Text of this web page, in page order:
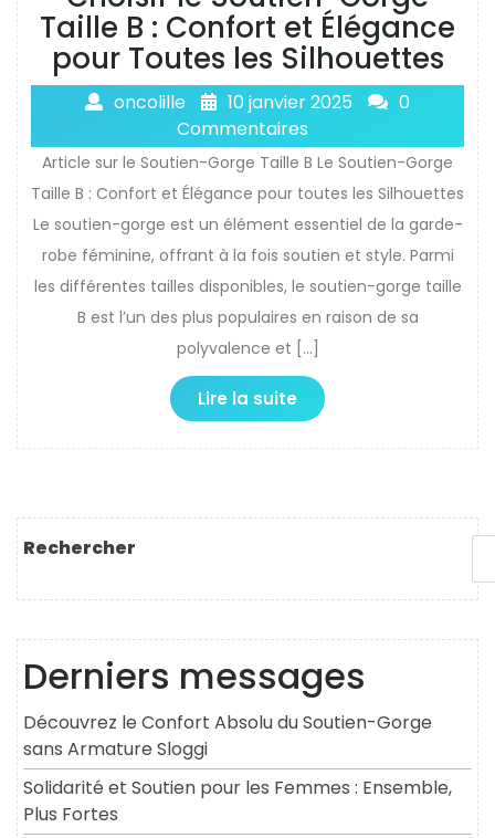
Taille B : Confort et Élégance
pour Toutes les Silhouettes
oncolille 10 janvier 2025
0
Commentaires
Article sur le Soutien-Gorge Taille B Le Soutien-Gorge
Taille B : Confort et Élégance pour toutes les Silhouettes
Le soutien-gorge est un élément essentiel de la garde-
robe féminine, offrant à la fois soutien et style. Parmi
les différentes tailles disponibles, le soutien-gorge taille
B est l’un des plus populaires en raison de sa
polyvalence et […]
Lire la suite
Rechercher
Derniers messages
Découvrez le Confort Absolu du Soutien-Gorge
sans Armature Sloggi
Solidarité et Soutien pour les Femmes : Ensemble,
Plus Fortes